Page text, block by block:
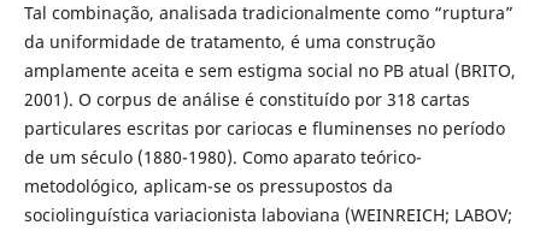
Tal combinação, analisada tradicionalmente como “ruptura”
da uniformidade de tratamento, é uma construção
amplamente aceita e sem estigma social no PB atual (BRITO,
2001). O corpus de análise é constituído por 318 cartas
particulares escritas por cariocas e fluminenses no período
de um século (1880-1980). Como aparato teórico-
metodológico, aplicam-se os pressupostos da
sociolinguística variacionista laboviana (WEINREICH; LABOV;